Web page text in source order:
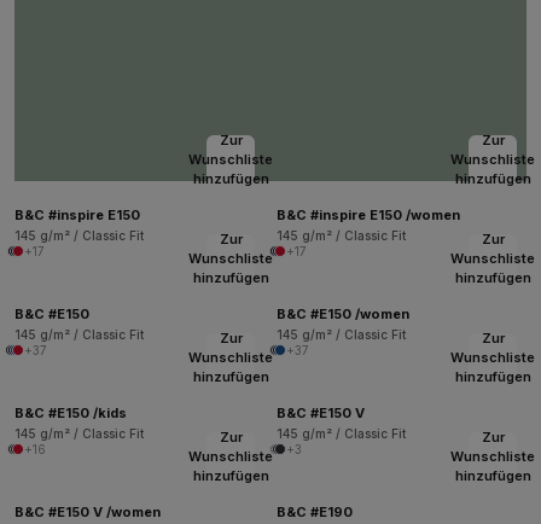
Zur
Wunschliste
hinzufügen
B&C #inspire E150
145 g/m² / Classic Fit
+17
Zur
Wunschliste
hinzufügen
B&C #inspire E150 /women
145 g/m² / Classic Fit
+17
Zur
Wunschliste
hinzufügen
B&C #E150
145 g/m² / Classic Fit
+37
Zur
Wunschliste
hinzufügen
B&C #E150 /women
145 g/m² / Classic Fit
+37
Zur
Wunschliste
hinzufügen
B&C #E150 /kids
145 g/m² / Classic Fit
+16
Zur
Wunschliste
hinzufügen
B&C #E150 V
145 g/m² / Classic Fit
+3
Zur
Wunschliste
hinzufügen
B&C #E150 V /women
Zur
Wunschliste
hinzufügen
B&C #E190